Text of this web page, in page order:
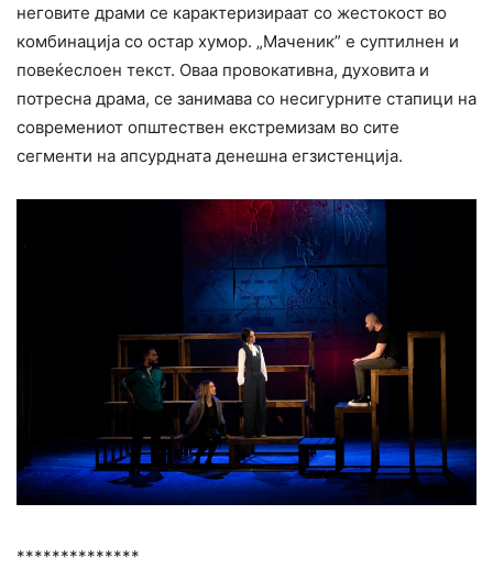
неговите драми се карактеризираат со жестокост во
комбинација со остар хумор. „Маченик” е суптилнен и
повеќеслоен текст. Оваа провокативна, духовита и
потресна драма, се занимава со несигурните стапици на
современиот општествен екстремизам во сите
сегменти на апсурдната денешна егзистенција.
**************